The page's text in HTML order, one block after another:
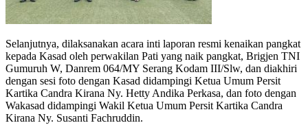
Selanjutnya, dilaksanakan acara inti laporan resmi kenaikan pangkat
kepada Kasad oleh perwakilan Pati yang naik pangkat, Brigjen TNI
Gumuruh W, Danrem 064/MY Serang Kodam III/Slw, dan diakhiri
dengan sesi foto dengan Kasad didampingi Ketua Umum Persit
Kartika Candra Kirana Ny. Hetty Andika Perkasa, dan foto dengan
Wakasad didampingi Wakil Ketua Umum Persit Kartika Candra
Kirana Ny. Susanti Fachruddin.